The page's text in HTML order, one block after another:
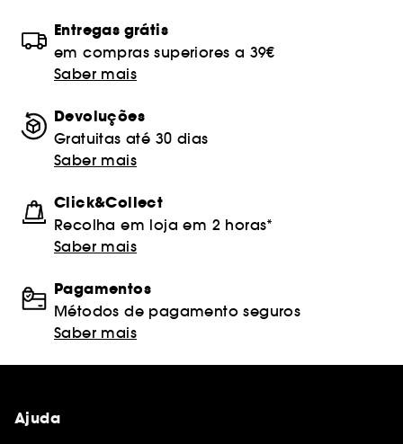
Entregas grátis
em compras superiores a 39€
Saber mais
Devoluções
Gratuitas até 30 dias
Saber mais
Click&Collect
Recolha em loja em 2 horas*
Saber mais
Pagamentos
Métodos de pagamento seguros
Saber mais
Ajuda